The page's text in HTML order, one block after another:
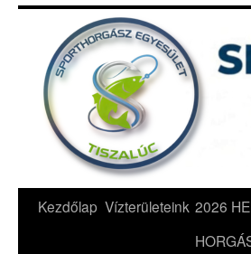
Kilépés
Kezdőlap Vízterületeink 2026